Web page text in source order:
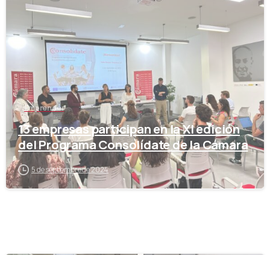
Emprender
13 empresas participan en la XI edición
del Programa Consolídate de la Cámara
5 de septiembre de 2024